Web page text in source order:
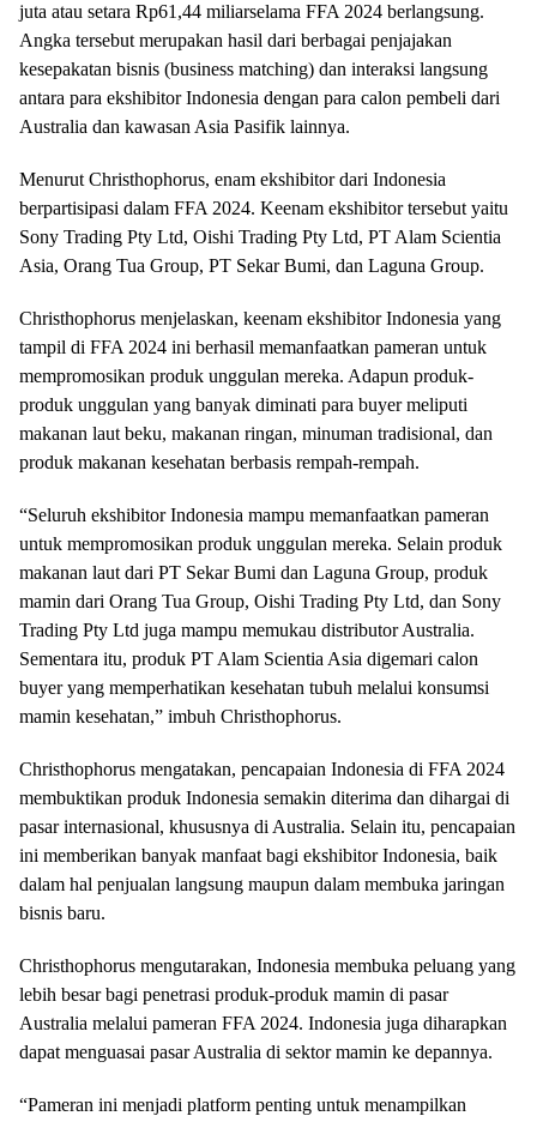
juta atau setara Rp61,44 miliarselama FFA 2024 berlangsung.
Angka tersebut merupakan hasil dari berbagai penjajakan
kesepakatan bisnis (business matching) dan interaksi langsung
antara para ekshibitor Indonesia dengan para calon pembeli dari
Australia dan kawasan Asia Pasifik lainnya.
Menurut Christhophorus, enam ekshibitor dari Indonesia
berpartisipasi dalam FFA 2024. Keenam ekshibitor tersebut yaitu
Sony Trading Pty Ltd, Oishi Trading Pty Ltd, PT Alam Scientia
Asia, Orang Tua Group, PT Sekar Bumi, dan Laguna Group.
Christhophorus menjelaskan, keenam ekshibitor Indonesia yang
tampil di FFA 2024 ini berhasil memanfaatkan pameran untuk
mempromosikan produk unggulan mereka. Adapun produk-
produk unggulan yang banyak diminati para buyer meliputi
makanan laut beku, makanan ringan, minuman tradisional, dan
produk makanan kesehatan berbasis rempah-rempah.
“Seluruh ekshibitor Indonesia mampu memanfaatkan pameran
untuk mempromosikan produk unggulan mereka. Selain produk
makanan laut dari PT Sekar Bumi dan Laguna Group, produk
mamin dari Orang Tua Group, Oishi Trading Pty Ltd, dan Sony
Trading Pty Ltd juga mampu memukau distributor Australia.
Sementara itu, produk PT Alam Scientia Asia digemari calon
buyer yang memperhatikan kesehatan tubuh melalui konsumsi
mamin kesehatan,” imbuh Christhophorus.
Christhophorus mengatakan, pencapaian Indonesia di FFA 2024
membuktikan produk Indonesia semakin diterima dan dihargai di
pasar internasional, khususnya di Australia. Selain itu, pencapaian
ini memberikan banyak manfaat bagi ekshibitor Indonesia, baik
dalam hal penjualan langsung maupun dalam membuka jaringan
bisnis baru.
Christhophorus mengutarakan, Indonesia membuka peluang yang
lebih besar bagi penetrasi produk-produk mamin di pasar
Australia melalui pameran FFA 2024. Indonesia juga diharapkan
dapat menguasai pasar Australia di sektor mamin ke depannya.
“Pameran ini menjadi platform penting untuk menampilkan